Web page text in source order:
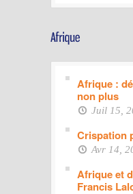
Afrique :
non plus
Juil 15,
Crispation
Avr 14,
Afrique et
Francis